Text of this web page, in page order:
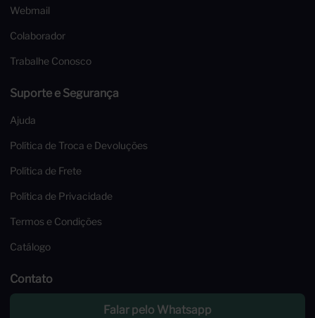
Webmail
Colaborador
Trabalhe Conosco
Suporte e Segurança
Ajuda
Política de Troca e Devoluções
Política de Frete
Política de Privacidade
Termos e Condições
Catálogo
Contato
Falar pelo Whatsapp